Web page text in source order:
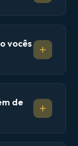
vocês
de